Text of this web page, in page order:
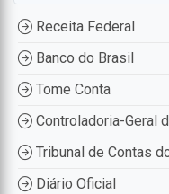
Receita Federal
Banco do Brasil
Tome Conta
Controladoria-Geral
Tribunal de Contas
Diário Oficial